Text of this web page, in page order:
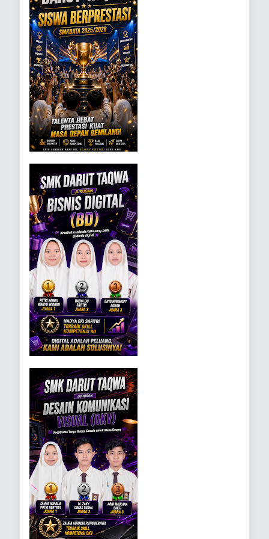
Tenaga Administrasi:
S1 (11), SLTA (10)
DAFTAR GURU DAN
PEGAWAI
No Nama
1
Dr. Moh.
Mujib R.,
S.PdI., M.Ed.
2
M. Sirojuddin,
M.Kom., M.M
3
Siti Halimah,
SE, S.Pd.
4
Nasikin, ST
5
M. Musliq,
M.Pd
6
Nanang
Subagio, S.Pd
7
Dr. Sueb,
S.PdI., M.M.
M. Ya'qub,
S.Kom
9
Khoirul
Anwar, S.PdI
10
Akhmad
Barizi, M.Kom
11 Naimulloh, ST
12
Hasan Suaedi,
S.Kom
13
Anang
Sujono, ST
14
Dwi Agus